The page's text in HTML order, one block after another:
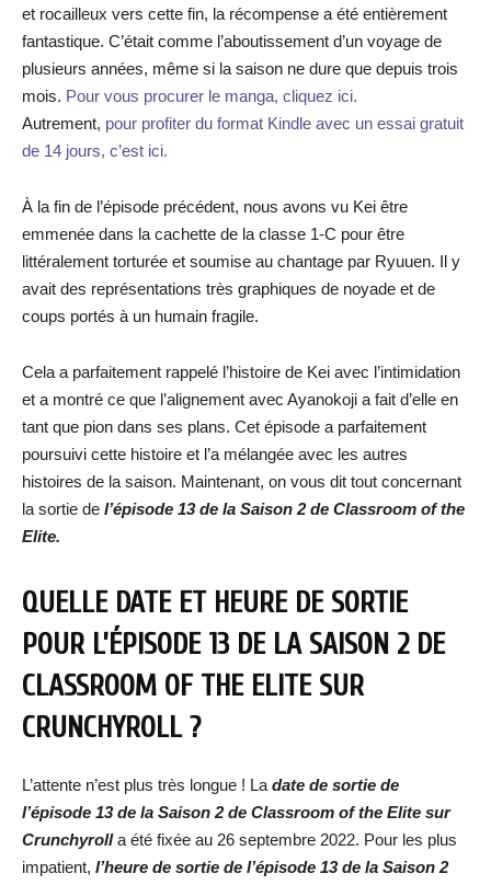
et rocailleux vers cette fin, la récompense a été entièrement
fantastique. C’était comme l’aboutissement d’un voyage de
plusieurs années, même si la saison ne dure que depuis trois
mois. Pour vous procurer le manga, cliquez ici.
Autrement, pour profiter du format Kindle avec un essai gratuit
de 14 jours, c’est ici.
À la fin de l’épisode précédent, nous avons vu Kei être
emmenée dans la cachette de la classe 1-C pour être
littéralement torturée et soumise au chantage par Ryuuen. Il y
avait des représentations très graphiques de noyade et de
coups portés à un humain fragile.
Cela a parfaitement rappelé l’histoire de Kei avec l’intimidation
et a montré ce que l’alignement avec Ayanokoji a fait d’elle en
tant que pion dans ses plans. Cet épisode a parfaitement
poursuivi cette histoire et l’a mélangée avec les autres
histoires de la saison. Maintenant, on vous dit tout concernant
la sortie de l’épisode 13 de la Saison 2 de Classroom of the
Elite.
QUELLE DATE ET HEURE DE SORTIE
POUR L’ÉPISODE 13 DE LA SAISON 2 DE
CLASSROOM OF THE ELITE SUR
CRUNCHYROLL ?
L’attente n’est plus très longue ! La date de sortie de
l’épisode 13 de la Saison 2 de Classroom of the Elite sur
Crunchyrolla été fixée au 26 septembre 2022. Pour les plus
impatient, l’heure de sortie de l’épisode 13 de la Saison 2